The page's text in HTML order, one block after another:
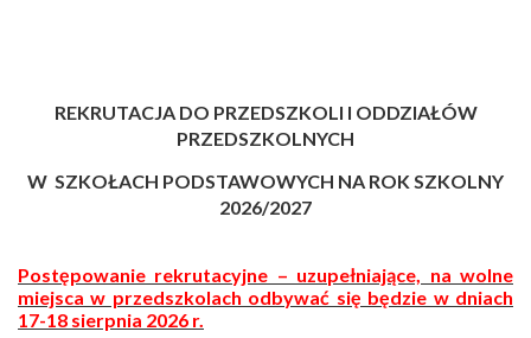
REKRUTACJA DO PRZEDSZKOLI I ODDZIAŁÓW
PRZEDSZKOLNYCH
W SZKOŁACH PODSTAWOWYCH NA ROK SZKOLNY
2026/2027
Postępowanie rekrutacyjne – uzupełniające, na wolne
miejsca w przedszkolach odbywać się będzie w dniach
17-18 sierpnia 2026 r.